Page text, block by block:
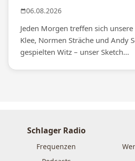
06.08.2026
Jeden Morgen treffen sich
Klee, Normen Sträche und Andy
gespielten Witz – unser Sketch...
Schlager Radio
Frequenzen